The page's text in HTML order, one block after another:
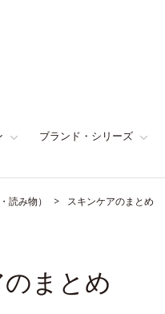
ブランド・シリーズ
読み物） スキンケアのまとめ
まとめ